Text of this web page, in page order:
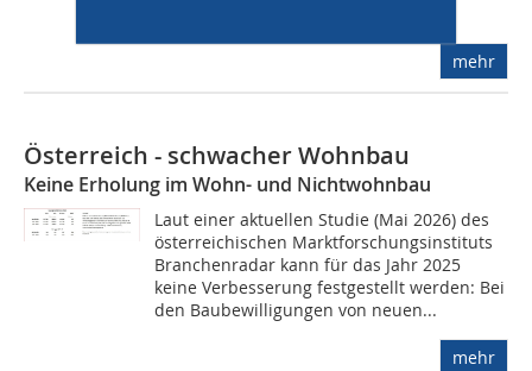
mehr
Österreich - schwacher Wohnbau
Keine Erholung im Wohn- und Nichtwohnbau
Laut einer aktuellen Studie (Mai 2026) des
österreichischen Marktforschungsinstituts
Branchenradar kann für das Jahr 2025
keine Verbesserung festgestellt werden: Bei
den Baubewilligungen von neuen...
mehr